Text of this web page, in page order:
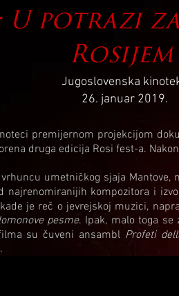
U potrazi
Rosijem
Jugoslovenska
26. januar 2019.
premijernom projekcijom
druga edicija Rosi fest-a.
umetničkog sjaja
kompozitora i
je reč o jevrejskoj muzici,
pesme. Ipak, malo toga se
su čuveni ansambl Profeti